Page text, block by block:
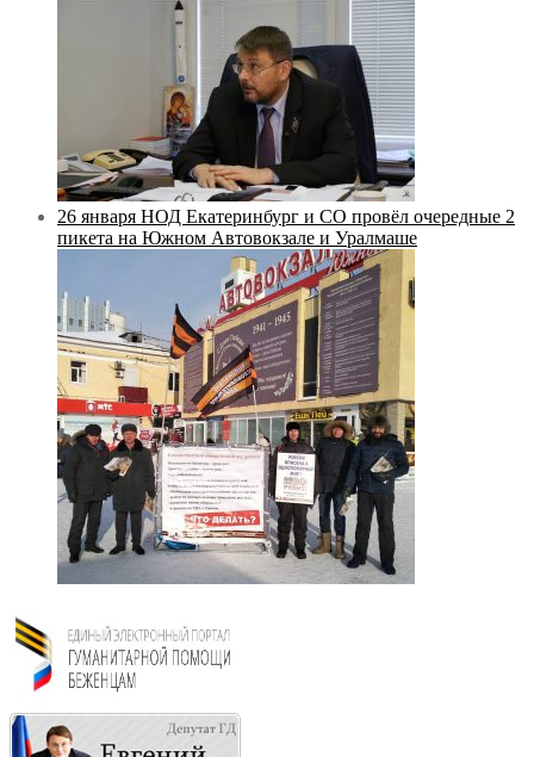
26 января НОД Екатеринбург и СО провёл очередные 2
пикета на Южном Автовокзале и Уралмаше